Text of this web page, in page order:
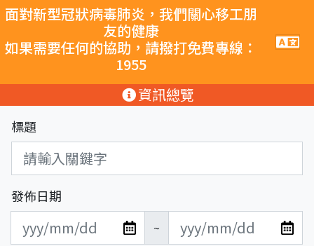
跳至主要內容
面對新型冠狀病毒肺炎，我們關心移工朋
友的健康
如果需要任何的協助，請撥打免費專線：
1955
手
機
覽
鈕
資訊總覽
標題
發佈日期
~